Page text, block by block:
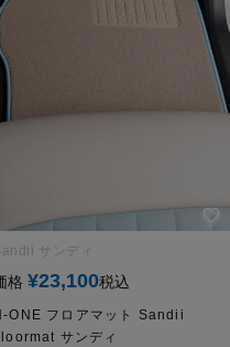
サンディ
格 ¥23,100税込
ONE フロアマット Sandii
サンディ